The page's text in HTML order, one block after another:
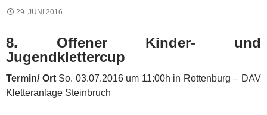
29. JUNI 2016
8. Offener Kinder- und
Jugendklettercup
Termin/ OrtSo. 03.07.2016 um 11:00h in Rottenburg – DAV
Kletteranlage Steinbruch